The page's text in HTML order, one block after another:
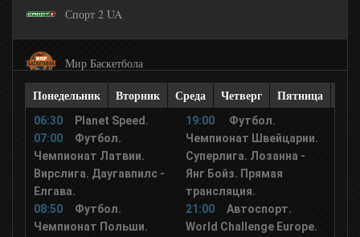
Спорт 2 UA
Мир Баскетбола
UDAR
XSport
Понедельник Вторник Среда Четверг Пятница
06:30
Planet Speed.
07:00
Футбол.
Чемпионат Латвии.
Вирслига. Даугавпилс -
Елгава.
08:50
Футбол.
Чемпионат Польши.
19:00
Футбол.
Чемпионат Швейцарии.
Суперлига. Лозанна -
Янг Бойз. Прямая
трансляция.
21:00
Автоспорт.
World Challenge Europe.